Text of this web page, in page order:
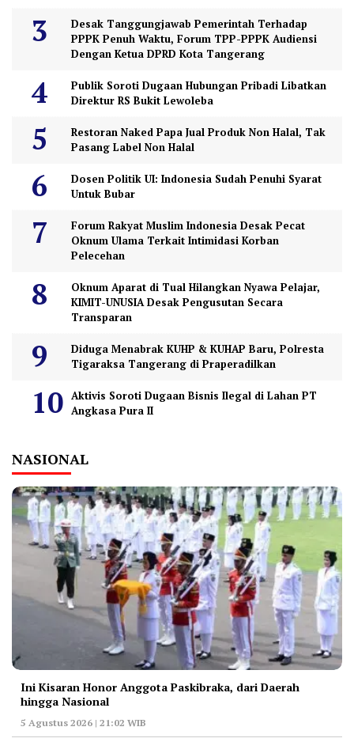
Desak Tanggungjawab Pemerintah Terhadap
PPPK Penuh Waktu, Forum TPP-PPPK Audiensi
Dengan Ketua DPRD Kota Tangerang
Publik Soroti Dugaan Hubungan Pribadi Libatkan
Direktur RS Bukit Lewoleba
Restoran Naked Papa Jual Produk Non Halal, Tak
Pasang Label Non Halal
Dosen Politik UI: Indonesia Sudah Penuhi Syarat
Untuk Bubar
Forum Rakyat Muslim Indonesia Desak Pecat
Oknum Ulama Terkait Intimidasi Korban
Pelecehan
Oknum Aparat di Tual Hilangkan Nyawa Pelajar,
KIMIT-UNUSIA Desak Pengusutan Secara
Transparan
Diduga Menabrak KUHP & KUHAP Baru, Polresta
Tigaraksa Tangerang di Praperadilkan
Aktivis Soroti Dugaan Bisnis Ilegal di Lahan PT
Angkasa Pura II
NASIONAL
Ini Kisaran Honor Anggota Paskibraka, dari Daerah
hingga Nasional
5 Agustus 2026 | 21:02 WIB